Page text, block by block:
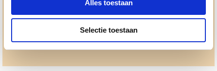
Alles toestaan
Selectie toestaan
advies@paardendrogist.nl
Whatsapp met ons
Stuur ons een bericht